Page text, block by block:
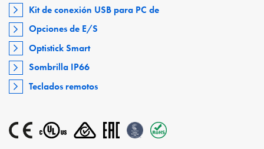
Kit de conexión USB para PC de
Opciones de E/S
Optistick Smart
Sombrilla IP66
Teclados remotos